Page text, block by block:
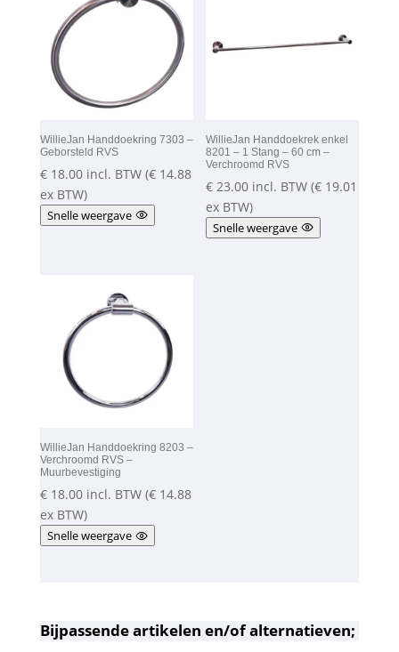
WillieJan Handdoekring 7303 –
Geborsteld RVS
€18.00 incl. BTW (€14.88
ex BTW)
Snelle weergave
WillieJan Handdoekrek enkel
8201 – 1 Stang – 60 cm –
Verchroomd RVS
€ 23.00 incl. BTW (€ 19.01
ex BTW)
Snelle weergave
WillieJan Handdoekring 8203 –
Verchroomd RVS –
Muurbevestiging
€18.00 incl. BTW (€14.88
ex BTW)
Snelle weergave
Bijpassende artikelen en/of alternatieven;